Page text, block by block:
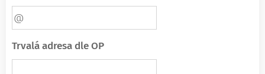
Trvalá adresa dle OP